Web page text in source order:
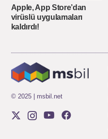
Apple, App Store’dan
virüslü uygulamaları
kaldırdı!
© 2025 | msbil.net